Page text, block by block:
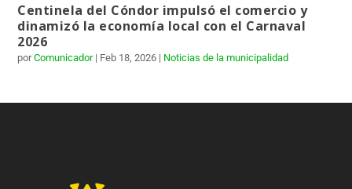
Centinela del Cóndor impulsó el comercio y
dinamizó la economía local con el Carnaval
2026
porComunicador| Feb 18, 2026 | Noticias de la municipalidad